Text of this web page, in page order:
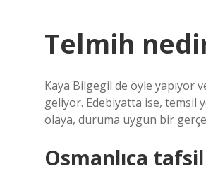
Telmih
Kaya Bilgegil de öyle yapıyor
geliyor. Edebiyatta ise, temsil
olaya, duruma uygun bir
Osmanlıca